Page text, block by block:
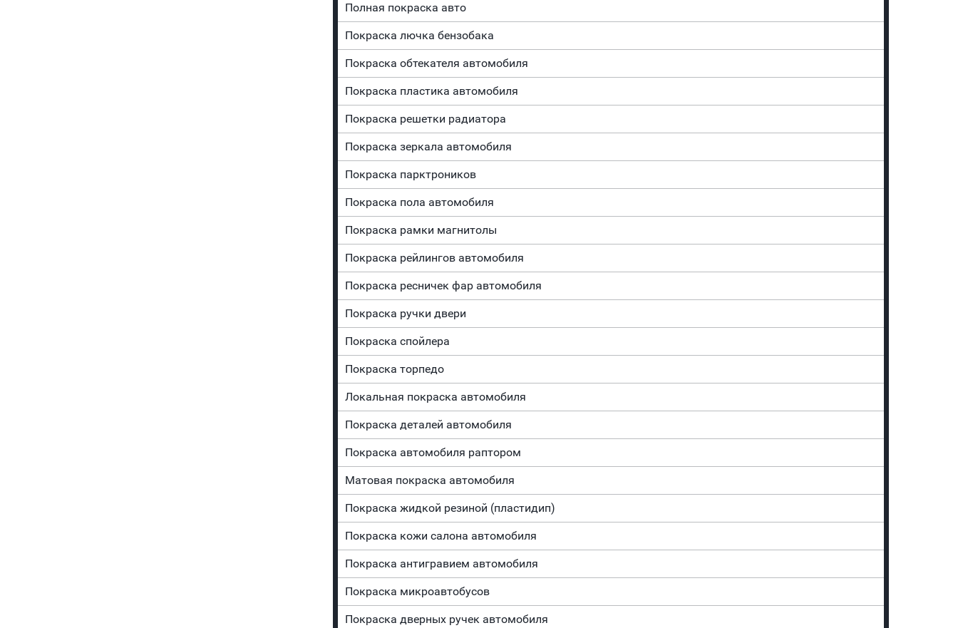
Полная покраска авто
Покраска лючка бензобака
Покраска обтекателя автомобиля
Покраска пластика автомобиля
Покраска решетки радиатора
Покраска зеркала автомобиля
Покраска парктроников
Покраска пола автомобиля
Покраска рамки магнитолы
Покраска рейлингов автомобиля
Покраска ресничек фар автомобиля
Покраска ручки двери
Покраска спойлера
Покраска торпедо
Локальная покраска автомобиля
Покраска деталей автомобиля
Покраска автомобиля раптором
Матовая покраска автомобиля
Покраска жидкой резиной (пластидип)
Покраска кожи салона автомобиля
Покраска антигравием автомобиля
Покраска микроавтобусов
Покраска дверных ручек автомобиля